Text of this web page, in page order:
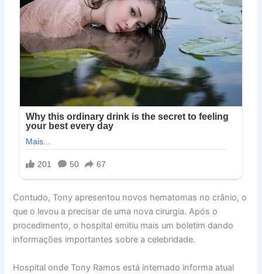
Contudo, Tony apresentou novos hematomas no crânio, o
que o levou a precisar de uma nova cirurgia. Após o
procedimento, o hospital emitiu mais um boletim dando
informações importantes sobre a celebridade.
Hospital onde Tony Ramos está internado informa atual